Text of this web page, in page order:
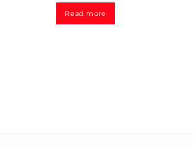
e
d
0
Read more